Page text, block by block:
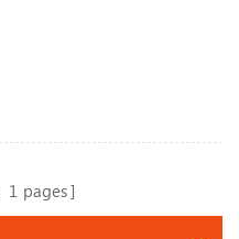
1 pages